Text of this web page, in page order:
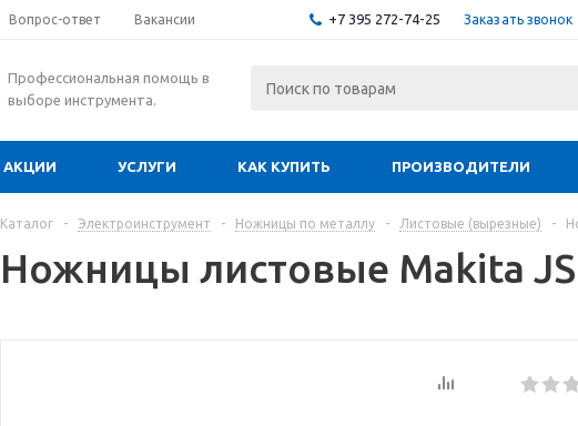
Вопрос-ответ Вакансии +7 395 272-74-25 Заказать звонок
Профессиональная помощь в
выборе инструмента.
АКЦИИ УСЛУГИ КАК КУПИТЬ ПРОИЗВОДИТЕЛИ
Каталог - Электроинструмент - Ножницы по металлу - Листовые (вырезные) -
Ножницы листовые Makita